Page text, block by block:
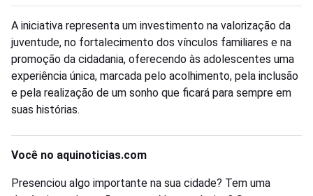
A iniciativa representa um investimento na valorização da
juventude, no fortalecimento dos vínculos familiares e na
promoção da cidadania, oferecendo às adolescentes uma
experiência única, marcada pelo acolhimento, pela inclusão
e pela realização de um sonho que ficará para sempre em
suas histórias.
Você no aquinoticias.com
Presenciou algo importante na sua cidade? Tem uma